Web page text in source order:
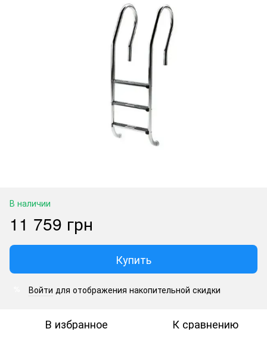
В наличии
11 759 грн
Купить
Войти для отображения накопительной скидки
В избранное К сравнению